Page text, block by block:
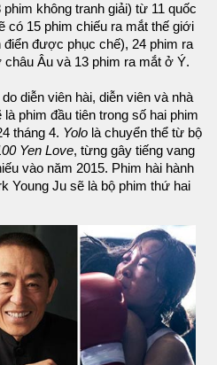
không tranh giải) từ 11 quốc
có 15 phim chiếu ra mắt thế giới
được phục chế), 24 phim ra
Âu và 13 phim ra mắt ở Ý.
do diễn viên hài, diễn viên và nhà
phim đầu tiên trong số hai phim
tháng 4. Yolo là chuyển thể từ bộ
Yen Love, từng gây tiếng vang
vào năm 2015. Phim hài hành
Young Ju sẽ là bộ phim thứ hai